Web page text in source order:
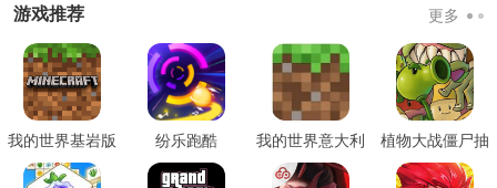
游戏推荐 更多
我的世界基岩版
1.16
纷乐跑酷
我的世界意大利
山海经模组中文
植物大战僵尸抽
卡板